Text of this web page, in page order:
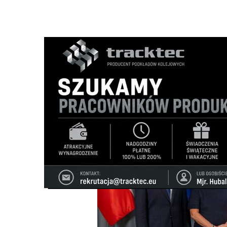
Ścieżka
nawigacyjna
Strona główna Wiadomości /Wiadomości z regionu
WIADOMOŚCI Z REGIONU 29/07/2025
200 mln zł do podziału na remonty dróg